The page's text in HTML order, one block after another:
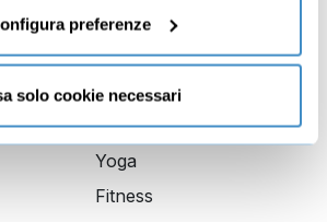
preferenze
solo cookie necessari
Scrittura
Lingue
Benessere
Yoga
Fitness